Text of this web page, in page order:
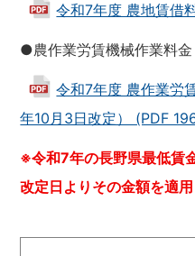
令和7年度 農地賃借
●農作業労賃機械作業料金
令和7年度 農作業労
年10月3日改定） (PDF
※令和7年の長野県最低賃
改定日よりその金額を適用